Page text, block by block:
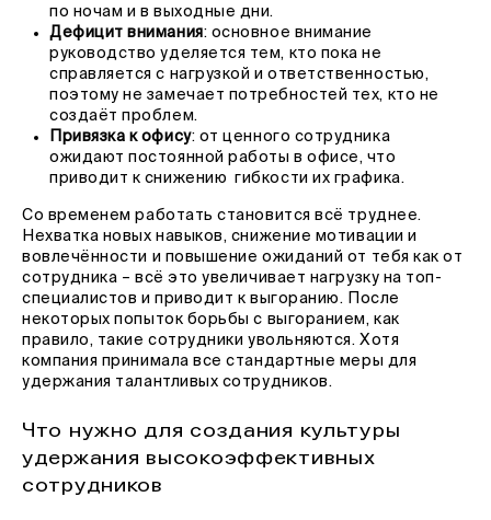
по ночам и в выходные дни.
Дефицит внимания: основное внимание
руководство уделяется тем, кто пока не
справляется с нагрузкой и ответственностью,
поэтому не замечает потребностей тех, кто не
создаёт проблем.
Привязка к офису: от ценного сотрудника
ожидают постоянной работы в офисе, что
приводит к снижению гибкости их графика.
Со временем работать становится всё труднее.
Нехватка новых навыков, снижение мотивации и
вовлечённости и повышение ожиданий от тебя как от
сотрудника – всё это увеличивает нагрузку на топ-
специалистов и приводит к выгоранию. После
некоторых попыток борьбы с выгоранием, как
правило, такие сотрудники увольняются. Хотя
компания принимала все стандартные меры для
удержания талантливых сотрудников.
Что нужно для создания культуры
удержания высокоэффективных
сотрудников